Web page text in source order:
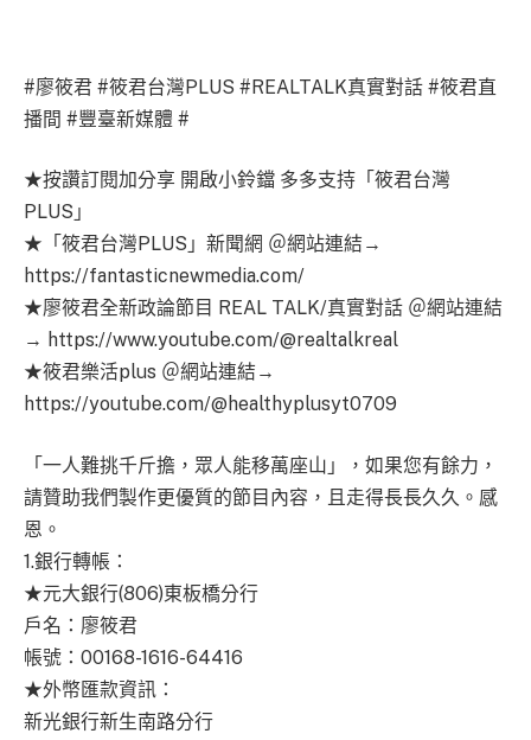
#廖筱君 #筱君台灣PLUS #REALTALK真實對話 #筱君直
播間 #豐臺新媒體 #
★按讚訂閱加分享 開啟小鈴鐺 多多支持「筱君台灣
PLUS」
★「筱君台灣PLUS」新聞網 ＠網站連結→
https://fantasticnewmedia.com/
★廖筱君全新政論節目 REAL TALK/真實對話 ＠網站連結
→ https://www.youtube.com/@realtalkreal
★筱君樂活plus ＠網站連結→
https://youtube.com/@healthyplusyt0709
「一人難挑千斤擔，眾人能移萬座山」，如果您有餘力，
請贊助我們製作更優質的節目內容，且走得長長久久。感
恩。
1.銀行轉帳：
★元大銀行(806)東板橋分行
戶名：廖筱君
帳號：00168-1616-64416
★外幣匯款資訊：
新光銀行新生南路分行